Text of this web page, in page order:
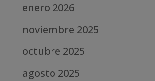
enero 2026
noviembre 2025
octubre 2025
agosto 2025